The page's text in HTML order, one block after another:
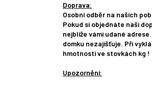
Doprava:
Osobní odběr na našich
Pokud si objednáte naši
nejblíže vámi udané
domku nezajišťuje. Při
hmotnosti ve stovkách kg !
Upozornění: